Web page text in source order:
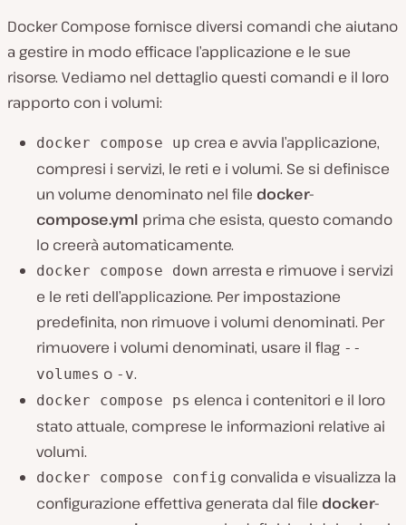
Docker Compose fornisce diversi comandi che aiutano
a gestire in modo efficace l’applicazione e le sue
risorse. Vediamo nel dettaglio questi comandi e il loro
rapporto con i volumi:
docker compose up crea e avvia l’applicazione,
compresi i servizi, le reti e i volumi. Se si definisce
un volume denominato nel file docker-
compose.yml prima che esista, questo comando
lo creerà automaticamente.
docker compose down arresta e rimuove i servizi
e le reti dell’applicazione. Per impostazione
predefinita, non rimuove i volumi denominati. Per
rimuovere i volumi denominati, usare il flag --
volumes o -v.
docker compose ps elenca i contenitori e il loro
stato attuale, comprese le informazioni relative ai
volumi.
docker compose config convalida e visualizza la
configurazione effettiva generata dal file docker-